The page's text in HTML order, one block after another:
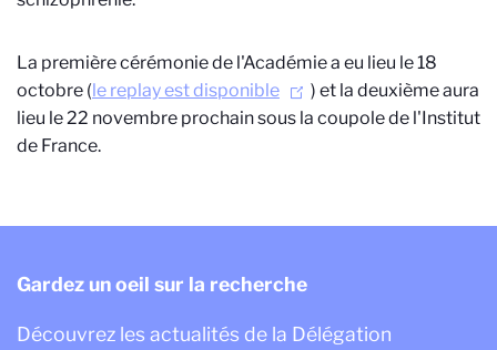
La première cérémonie de l'Académie a eu lieu le 18
octobre (le replay est disponible
) et la deuxième aura
lieu le 22 novembre prochain sous la coupole de l'Institut
de France.
Gardez un oeil sur la recherche
Découvrez les actualités de la Délégation